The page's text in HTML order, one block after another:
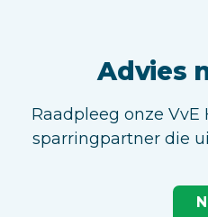
Advies
Raadpleeg onze
sparringpartner die